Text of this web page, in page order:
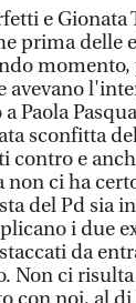
e
prima delle
avevano
Paola
sconfitta
contro e
ci ha
del Pd sia
i due
da
Non ci